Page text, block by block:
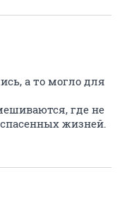
а то могло для
где не
спасенных жизней.